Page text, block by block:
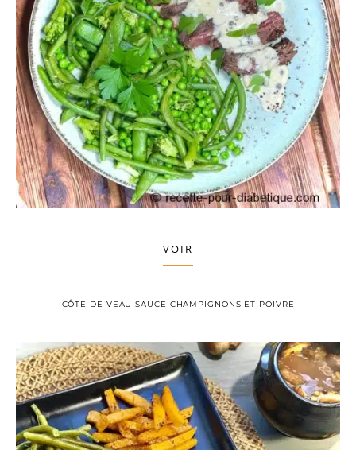
VOIR
CÔTE DE VEAU SAUCE CHAMPIGNONS ET POIVRE